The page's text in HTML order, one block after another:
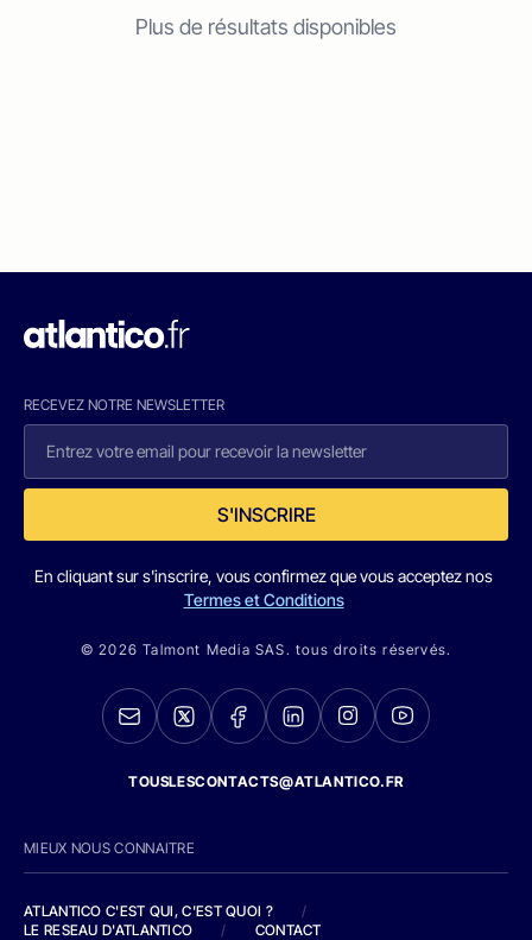
Plus de résultats disponibles
RECEVEZ NOTRE NEWSLETTER
S'INSCRIRE
En cliquant sur s'inscrire, vous confirmez que vous acceptez nos
Termes et Conditions
© 2026 Talmont Media SAS. tous droits réservés.
TOUSLESCONTACTS@ATLANTICO.FR
MIEUX NOUS CONNAITRE
ATLANTICO C'EST QUI, C'EST QUOI ?
/
LE RESEAU D'ATLANTICO
/ CONTACT